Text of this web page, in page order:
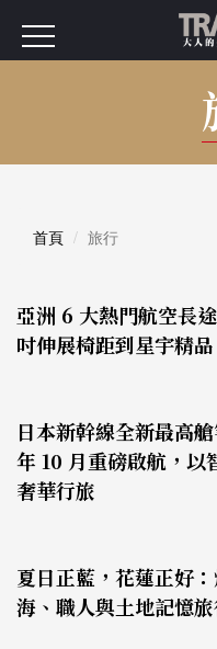
首頁 旅行
亞洲 6 大熱門航空長
吋伸展椅距到星宇精
日本新幹線全新最高
年 10 月重磅啟航，以
奢華行旅
夏日正藍，花蓮正好
海、職人與土地記憶